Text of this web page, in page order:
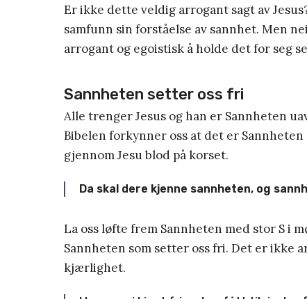
Er ikke dette veldig arrogant sagt av
samfunn sin forståelse av sannhet. Men
arrogant og egoistisk å holde det for seg
Sannheten setter oss fri
Alle trenger Jesus og han er Sannheten
Bibelen forkynner oss at det er
gjennom Jesu blod på korset.
Da skal dere kjenne sannheten, og
La oss løfte frem Sannheten med stor S i
Sannheten som setter oss fri. Det er ikke
kjærlighet.